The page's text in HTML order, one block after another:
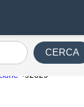
CERCA
92029